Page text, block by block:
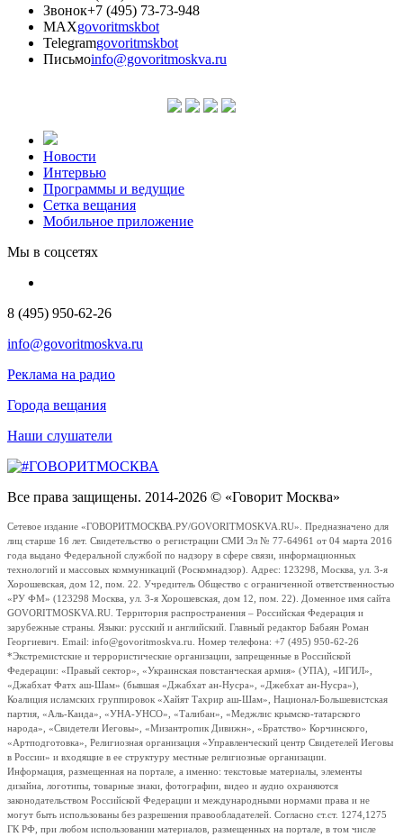
Звонок+7 (495) 73-73-948
MAXgovoritmskbot
Telegramgovoritmskbot
Письмоinfo@govoritmoskva.ru
Новости
Интервью
Программы и ведущие
Сетка вещания
Мобильное приложение
Мы в соцсетях
8 (495) 950-62-26
info@govoritmoskva.ru
Реклама на радио
Города вещания
Наши слушатели
Все права защищены. 2014-2026 © «Говорит Москва»
Сетевое издание «ГОВОРИТМОСКВА.РУ/GOVORITMOSKVA.RU». Предназначено для
лиц старше 16 лет. Свидетельство о регистрации СМИ Эл № 77-64961 от 04 марта 2016
года выдано Федеральной службой по надзору в сфере связи, информационных
технологий и массовых коммуникаций (Роскомнадзор). Адрес: 123298, Москва, ул. 3-я
Хорошевская, дом 12, пом. 22. Учредитель Общество с ограниченной ответственностью
«РУ ФМ» (123298 Москва, ул. 3-я Хорошевская, дом 12, пом. 22). Доменное имя сайта
GOVORITMOSKVA.RU. Территория распространения – Российская Федерация и
зарубежные страны. Языки: русский и английский. Главный редактор Бабаян Роман
Георгиевич. Email: info@govoritmoskva.ru. Номер телефона: +7 (495) 950-62-26
*Экстремистские и террористические организации, запрещенные в Российской
Федерации: «Правый сектор», «Украинская повстанческая армия» (УПА), «ИГИЛ»,
«Джабхат Фатх аш-Шам» (бывшая «Джабхат ан-Нусра», «Джебхат ан-Нусра»),
Коалиция исламских группировок «Хайят Тахрир аш-Шам», Национал-Большевистская
партия, «Аль-Каида», «УНА-УНСО», «Талибан», «Меджлис крымско-татарского
народа», «Свидетели Иеговы», «Мизантропик Дивижн», «Братство» Корчинского,
«Артподготовка», Религиозная организация «Управленческий центр Свидетелей Иеговы
в России» и входящие в ее структуру местные религиозные организации.
Информация, размещенная на портале, а именно: текстовые материалы, элементы
дизайна, логотипы, товарные знаки, фотографии, видео и аудио охраняются
законодательством Российской Федерации и международными нормами права и не
могут быть использованы без разрешения правообладателей. Согласно ст.ст. 1274,1275
ГК РФ, при любом использовании материалов, размещенных на портале, в том числе